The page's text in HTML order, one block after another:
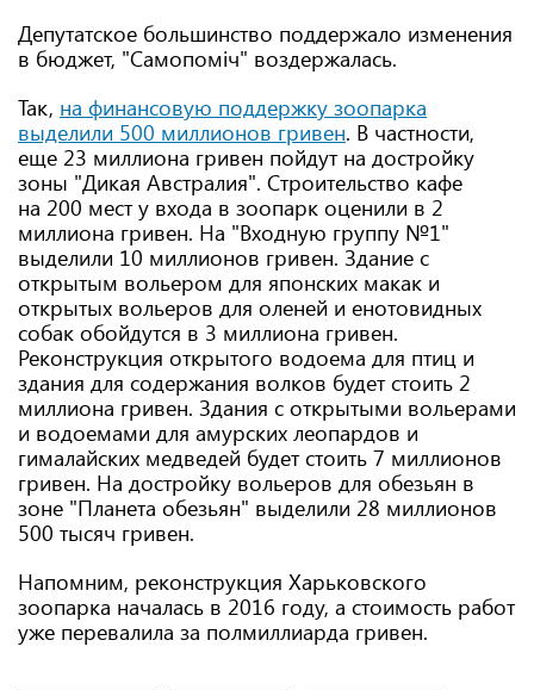
Депутатское большинство поддержало изменения
в бюджет, "Самопоміч" воздержалась.
Так, на финансовую поддержку зоопарка
выделили 500 миллионов гривен. В частности,
еще 23 миллиона гривен пойдут на достройку
зоны "Дикая Австралия". Строительство кафе
на 200 мест у входа в зоопарк оценили в 2
миллиона гривен. На "Входную группу №1"
выделили 10 миллионов гривен. Здание с
открытым вольером для японских макак и
открытых вольеров для оленей и енотовидных
собак обойдутся в 3 миллиона гривен.
Реконструкция открытого водоема для птиц и
здания для содержания волков будет стоить 2
миллиона гривен. Здания с открытыми вольерами
и водоемами для амурских леопардов и
гималайских медведей будет стоить 7 миллионов
гривен. На достройку вольеров для обезьян в
зоне "Планета обезьян" выделили 28 миллионов
500 тысяч гривен.
Напомним, реконструкция Харьковского
зоопарка началась в 2016 году, а стоимость работ
уже перевалила за полмиллиарда гривен.